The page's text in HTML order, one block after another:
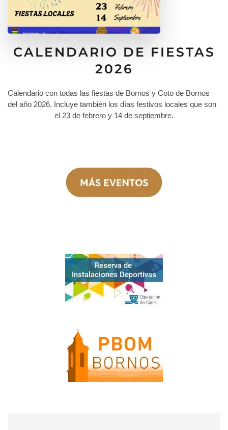
CALENDARIO DE FIESTAS
2026
Calendario con todas las fiestas de Bornos y Coto de Bornos
del año 2026. Incluye también los días festivos locales que son
el 23 de febrero y 14 de septiembre.